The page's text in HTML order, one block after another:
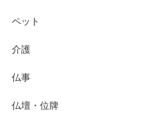
ペット
介護
仏事
仏壇・位牌